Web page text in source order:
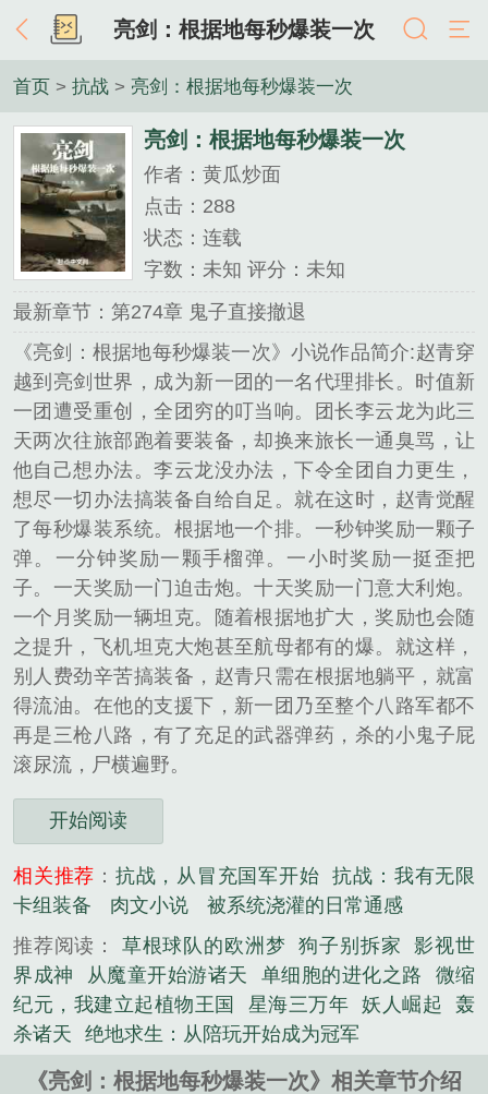
亮剑：根据地每秒爆装一次
首页 > 抗战 > 亮剑：根据地每秒爆装一次
亮剑：根据地每秒爆装一次
作者：黄瓜炒面
点击：288
状态：连载
字数：未知 评分：未知
最新章节：第274章 鬼子直接撤退
《亮剑：根据地每秒爆装一次》小说作品简介:赵青穿
越到亮剑世界，成为新一团的一名代理排长。时值新
一团遭受重创，全团穷的叮当响。团长李云龙为此三
天两次往旅部跑着要装备，却换来旅长一通臭骂，让
他自己想办法。李云龙没办法，下令全团自力更生，
想尽一切办法搞装备自给自足。就在这时，赵青觉醒
了每秒爆装系统。根据地一个排。一秒钟奖励一颗子
弹。一分钟奖励一颗手榴弹。一小时奖励一挺歪把
子。一天奖励一门迫击炮。十天奖励一门意大利炮。
一个月奖励一辆坦克。随着根据地扩大，奖励也会随
之提升，飞机坦克大炮甚至航母都有的爆。就这样，
别人费劲辛苦搞装备，赵青只需在根据地躺平，就富
得流油。在他的支援下，新一团乃至整个八路军都不
再是三枪八路，有了充足的武器弹药，杀的小鬼子屁
滚尿流，尸横遍野。
开始阅读
相关推荐 ： 抗战，从冒充国军开始
抗战：我有无限
卡组装备
肉文小说
被系统浇灌的日常通感
推荐阅读： 草根球队的欧洲梦 狗子别拆家
影视世
界成神
从魔童开始游诸天 单细胞的进化之路
微缩
纪元，我建立起植物王国
星海三万年 妖人崛起
轰
杀诸天
绝地求生：从陪玩开始成为冠军
《亮剑：根据地每秒爆装一次》相关章节介绍